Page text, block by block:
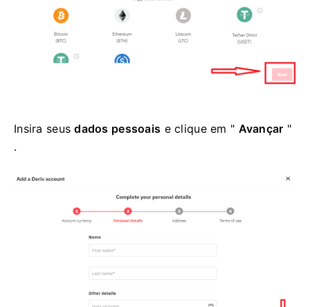
Insira seusdados pessoais e clique em " Avançar "
.